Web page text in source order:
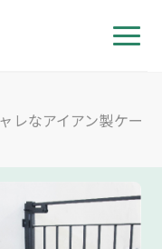
レなアイアン製ケー